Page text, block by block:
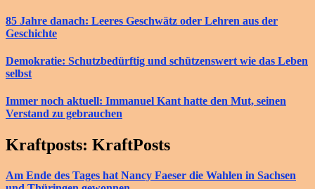
85 Jahre danach: Leeres Geschwätz oder Lehren aus der
Geschichte
Demokratie: Schutzbedürftig und schützenswert wie das Leben
selbst
Immer noch aktuell: Immanuel Kant hatte den Mut, seinen
Verstand zu gebrauchen
Kraftposts: KraftPosts
Am Ende des Tages hat Nancy Faeser die Wahlen in Sachsen